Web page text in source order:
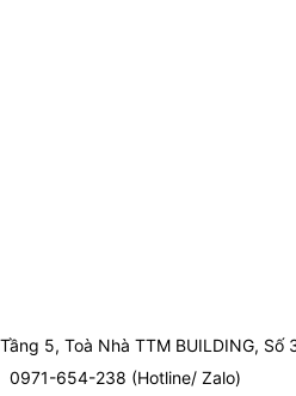
Tầng 5, Toà Nhà TTM BUILDING,
0971-654-238 (Hotline/ Zalo)